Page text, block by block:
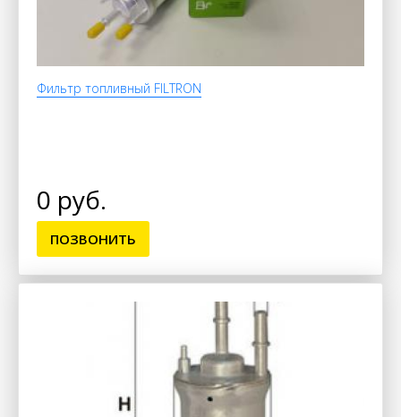
Фильтр топливный FILTRON
0 руб.
ПОЗВОНИТЬ